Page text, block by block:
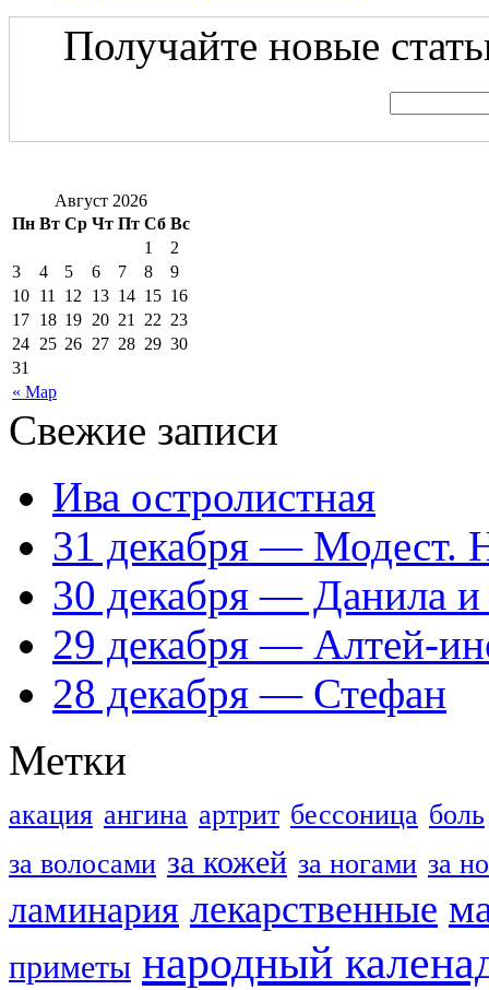
Получайте новые
Август 2026
Пн Вт Ср Чт Пт Сб Вс
« Мар
1
2
3
4 5 6 7 8
9
10 11 12 13 14 15 16
17 18 19 20 21 22 23
24 25 26 27 28 29 30
31
Свежие записи
Ива остролистная
31 декабря — Модест.
30 декабря — Данила
29 декабря — Алтей-
28 декабря — Стефан
Метки
акация ангина артрит бессоница боль
за волосами за кожей за ногами за
ламинария лекарственные
приметы народный